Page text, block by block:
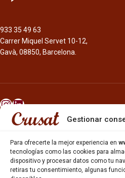
Gestionar
Para ofrecerte la mejor experiencia en
tecnologías como las cookies para
dispositivo y procesar datos como tu
retiras tu consentimiento, algunas
933 35 49 63
Carrer Miquel Servet 10-12,
Gavà, 08850, Barcelona.
INICIO
CERVEZAS
ESTRELLA GALICIA
OTROS PRODUCTOS